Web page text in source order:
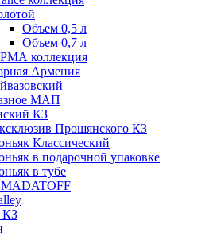
Объем 0,5 л
Объем 0,7 л
коллекция
Армения
МАП
КЗ
Прошянского КЗ
Классический
в подарочной упаковке
в тубе
MADATOFF
КЗ